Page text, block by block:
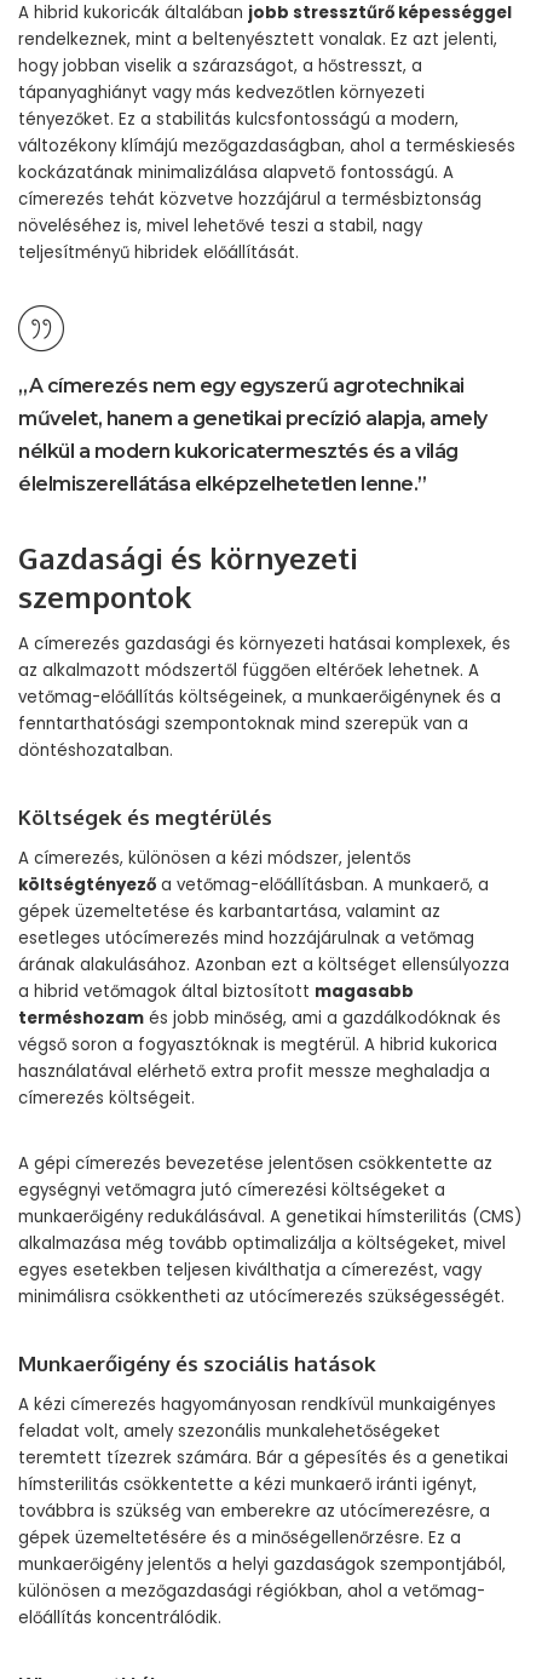
A hibrid kukoricák általában jobb stressztűrő képességgel
rendelkeznek, mint a beltenyésztett vonalak. Ez azt jelenti,
hogy jobban viselik a szárazságot, a hőstresszt, a
tápanyaghiányt vagy más kedvezőtlen környezeti
tényezőket. Ez a stabilitás kulcsfontosságú a modern,
változékony klímájú mezőgazdaságban, ahol a terméskiesés
kockázatának minimalizálása alapvető fontosságú. A
címerezés tehát közvetve hozzájárul a termésbiztonság
növeléséhez is, mivel lehetővé teszi a stabil, nagy
teljesítményű hibridek előállítását.
„A címerezés nem egy egyszerű agrotechnikai
művelet, hanem a genetikai precízió alapja, amely
nélkül a modern kukoricatermesztés és a világ
élelmiszerellátása elképzelhetetlen lenne.”
Gazdasági és környezeti
szempontok
A címerezés gazdasági és környezeti hatásai komplexek, és
az alkalmazott módszertől függően eltérőek lehetnek. A
vetőmag-előállítás költségeinek, a munkaerőigénynek és a
fenntarthatósági szempontoknak mind szerepük van a
döntéshozatalban.
Költségek és megtérülés
A címerezés, különösen a kézi módszer, jelentős
költségtényező a vetőmag-előállításban. A munkaerő, a
gépek üzemeltetése és karbantartása, valamint az
esetleges utócímerezés mind hozzájárulnak a vetőmag
árának alakulásához. Azonban ezt a költséget ellensúlyozza
a hibrid vetőmagok által biztosított magasabb
terméshozam és jobb minőség, ami a gazdálkodóknak és
végső soron a fogyasztóknak is megtérül. A hibrid kukorica
használatával elérhető extra profit messze meghaladja a
címerezés költségeit.
A gépi címerezés bevezetése jelentősen csökkentette az
egységnyi vetőmagra jutó címerezési költségeket a
munkaerőigény redukálásával. A genetikai hímsterilitás (CMS)
alkalmazása még tovább optimalizálja a költségeket, mivel
egyes esetekben teljesen kiválthatja a címerezést, vagy
minimálisra csökkentheti az utócímerezés szükségességét.
Munkaerőigény és szociális hatások
A kézi címerezés hagyományosan rendkívül munkaigényes
feladat volt, amely szezonális munkalehetőségeket
teremtett tízezrek számára. Bár a gépesítés és a genetikai
hímsterilitás csökkentette a kézi munkaerő iránti igényt,
továbbra is szükség van emberekre az utócímerezésre, a
gépek üzemeltetésére és a minőségellenőrzésre. Ez a
munkaerőigény jelentős a helyi gazdaságok szempontjából,
különösen a mezőgazdasági régiókban, ahol a vetőmag-
előállítás koncentrálódik.